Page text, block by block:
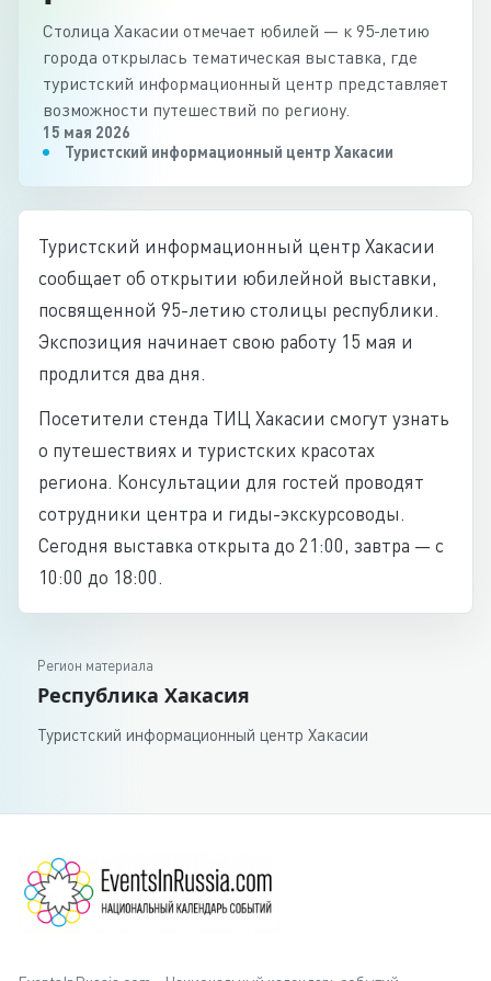
Столица Хакасии отмечает юбилей — к 95-летию
города открылась тематическая выставка, где
туристский информационный центр представляет
возможности путешествий по региону.
15 мая 2026
Туристский информационный центр Хакасии
Туристский информационный центр Хакасии
сообщает об открытии юбилейной выставки,
посвященной 95-летию столицы республики.
Экспозиция начинает свою работу 15 мая и
продлится два дня.
Посетители стенда ТИЦ Хакасии смогут узнать
о путешествиях и туристских красотах
региона. Консультации для гостей проводят
сотрудники центра и гиды-экскурсоводы.
Сегодня выставка открыта до 21:00, завтра — с
10:00 до 18:00.
Регион материала
Республика Хакасия
Туристский информационный центр Хакасии